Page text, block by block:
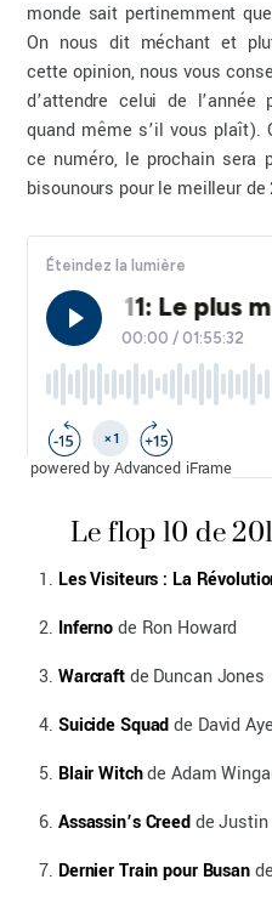
monde sait pertinemment
On nous dit méchant et
cette opinion, nous vous
d’attendre celui de l’année
quand même s’il vous plaît).
ce numéro, le prochain sera
bisounours pour le meilleur de
powered by Advanced iFrame
Le flop 10 de
Les Visiteurs : La
Infernode Ron Howard
Warcraftde Duncan Jones
Suicide Squad de David
Blair Witchde Adam
Assassin’s Creedde Justin
Dernier Train pour Busan